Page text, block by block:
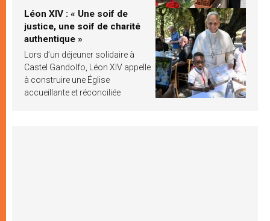
Léon XIV : « Une soif de
justice, une soif de charité
authentique »
Lors d’un déjeuner solidaire à
Castel Gandolfo, Léon XIV appelle
à construire une Église
accueillante et réconciliée